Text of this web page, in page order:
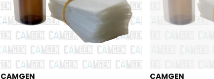
CAMGEN CAMGEN